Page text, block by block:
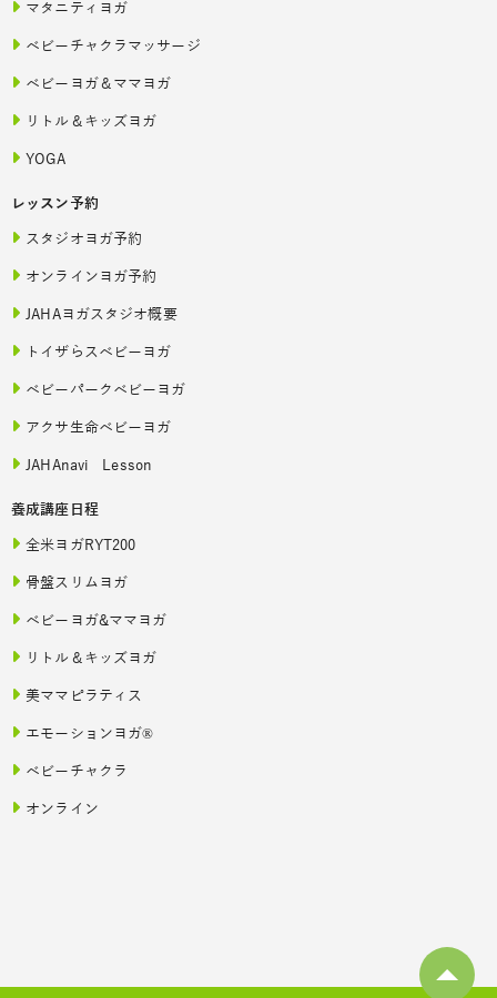
マタニティヨガ
ベビーチャクラマッサージ
ベビーヨガ＆ママヨガ
リトル＆キッズヨガ
YOGA
レッスン予約
スタジオヨガ予約
オンラインヨガ予約
JAHAヨガスタジオ概要
トイザらスベビーヨガ
ベビーパークベビーヨガ
アクサ生命ベビーヨガ
JAHAnavi Lesson
養成講座日程
全米ヨガRYT200
骨盤スリムヨガ
ベビーヨガ&ママヨガ
リトル＆キッズヨガ
美ママピラティス
エモーションヨガ®
ベビーチャクラ
オンライン